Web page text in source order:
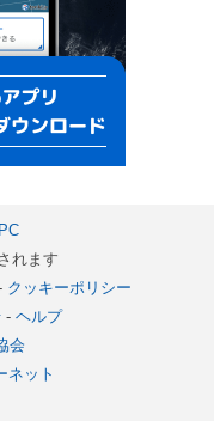
PC
れます
クッキーポリシー
- ヘルプ
会
ネット